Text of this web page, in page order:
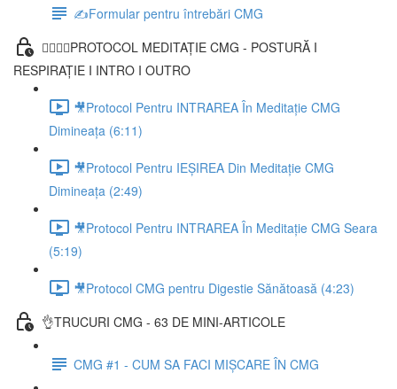
✍️Formular pentru întrebări CMG
🧘‍♀️🧘‍♂️PROTOCOL MEDITAȚIE CMG - POSTURĂ I
RESPIRAȚIE I INTRO I OUTRO
🎥Protocol Pentru INTRAREA În Meditație CMG
Dimineața (6:11)
🎥Protocol Pentru IEȘIREA Din Meditație CMG
Dimineața (2:49)
🎥Protocol Pentru INTRAREA În Meditație CMG Seara
(5:19)
🎥Protocol CMG pentru Digestie Sănătoasă (4:23)
👌TRUCURI CMG - 63 DE MINI-ARTICOLE
CMG #1 - CUM SA FACI MIȘCARE ÎN CMG